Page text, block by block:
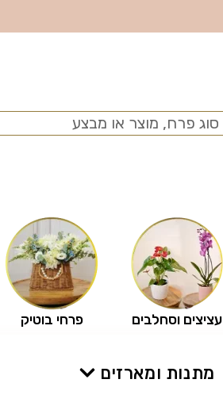
פרחי בוטיק עציצים וסחלבים
מתנות ומארזים